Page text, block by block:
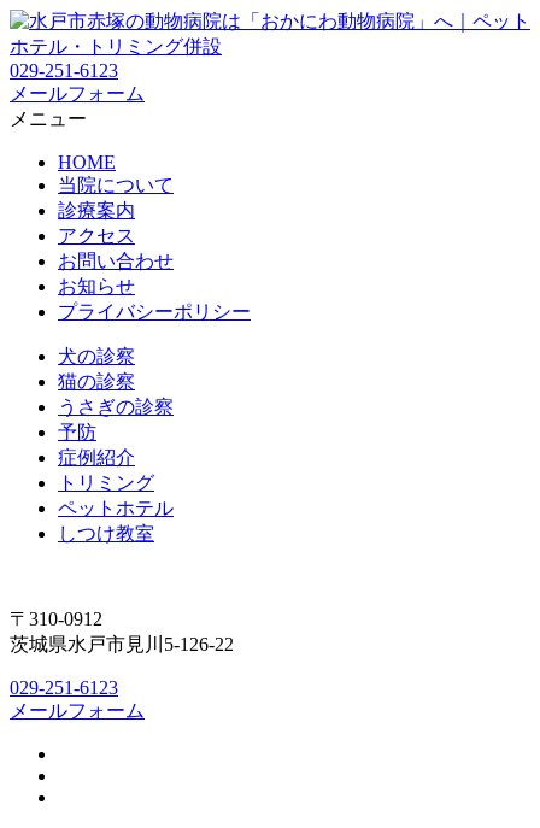
029-251-6123
メールフォーム
メニュー
HOME
当院について
診療案内
アクセス
お問い合わせ
お知らせ
プライバシーポリシー
犬の診察
猫の診察
うさぎの診察
予防
症例紹介
トリミング
ペットホテル
しつけ教室
〒310-0912
茨城県水戸市見川5-126-22
029-251-6123
メールフォーム